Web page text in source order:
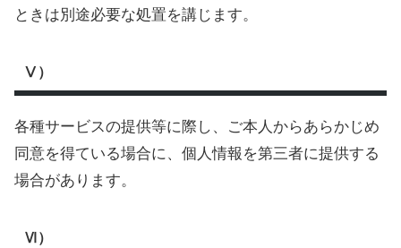
ときは別途必要な処置を講じます。
Ⅴ）
各種サービスの提供等に際し、ご本人からあらかじめ
同意を得ている場合に、個人情報を第三者に提供する
場合があります。
Ⅵ）